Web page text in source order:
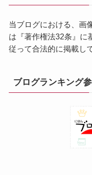
当ブログにおける、画
は『著作権法32条』に
従って合法的に掲載し
ブログランキング